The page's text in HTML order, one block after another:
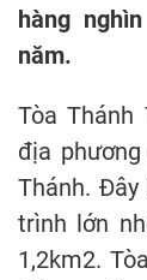
hàng
năm.
Tòa Thánh
địa
Thánh.
trình lớn
1,2km2.